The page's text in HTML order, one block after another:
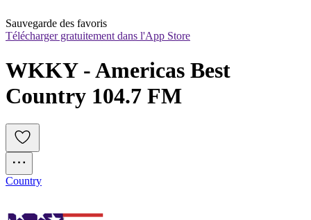
Sauvegarde des favoris
Télécharger gratuitement dans l'App Store
WKKY - Americas Best
Country 104.7 FM
Country